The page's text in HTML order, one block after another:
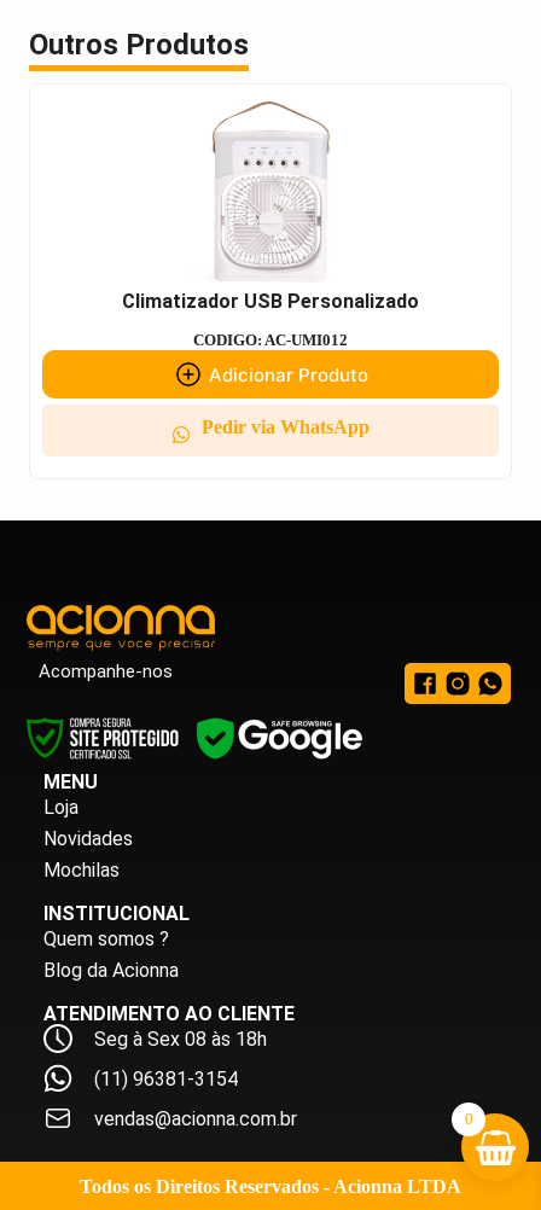
Outros Produtos
Climatizador USB Personalizado
CODIGO: AC-UMI012
Adicionar Produto
Pedir via WhatsApp
Acompanhe-nos
MENU
Loja
Novidades
Mochilas
INSTITUCIONAL
Quem somos ?
Blog da Acionna
ATENDIMENTO AO CLIENTE
Seg à Sex 08 às 18h
(11) 96381-3154
vendas@acionna.com.br
Todos os Direitos Reservados - Acionna LTDA
0